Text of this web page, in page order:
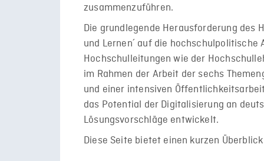
zusammenzuführen.
Die grundlegende Herausforderung des
und Lernen´ auf die hochschulpolitische
Hochschulleitungen wie der
im Rahmen der Arbeit der sechs
und einer intensiven
das Potential der Digitalisierung an
Lösungsvorschläge entwickelt.
Diese Seite bietet einen kurzen